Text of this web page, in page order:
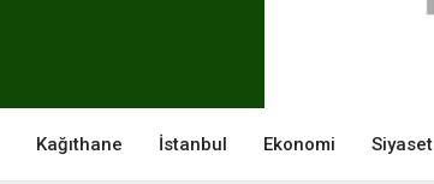
Kağıthane İstanbul Ekonomi Siyaset